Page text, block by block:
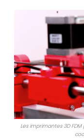
Les imprimantes 3D